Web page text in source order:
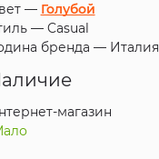
— Голубой
— Casual
бренда — Италия
магазин